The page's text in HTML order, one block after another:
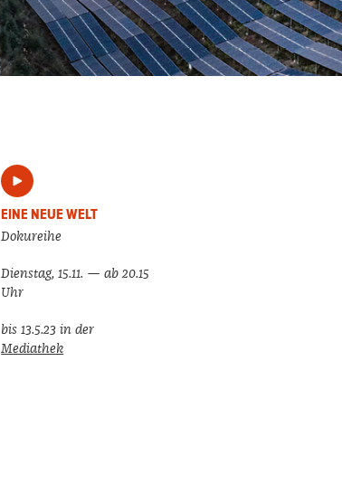
EINE NEUE WELT
Dokureihe
Dienstag, 15.11. — ab 20.15
Uhr
bis 13.5.23in der
Mediathek